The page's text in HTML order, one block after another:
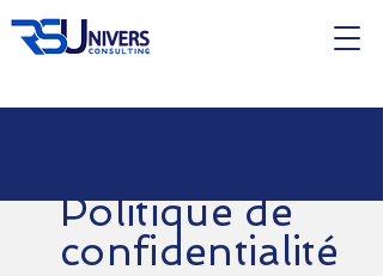
Politique de
confidentialité